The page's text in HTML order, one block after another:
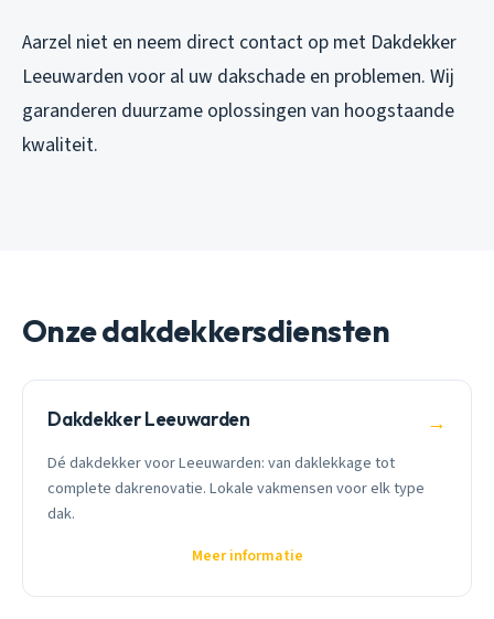
Aarzel niet en neem direct contact op met Dakdekker
Leeuwarden voor al uw dakschade en problemen. Wij
garanderen duurzame oplossingen van hoogstaande
kwaliteit.
Onze dakdekkersdiensten
Dakdekker Leeuwarden →
Dé dakdekker voor Leeuwarden: van daklekkage tot
complete dakrenovatie. Lokale vakmensen voor elk type
dak.
Meer informatie